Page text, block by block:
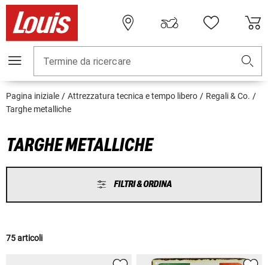
Termine da ricercare
Pagina iniziale Attrezzatura tecnica e tempo libero
Regali & Co.
Targhe metalliche
TARGHE METALLICHE
FILTRI & ORDINA
75 articoli